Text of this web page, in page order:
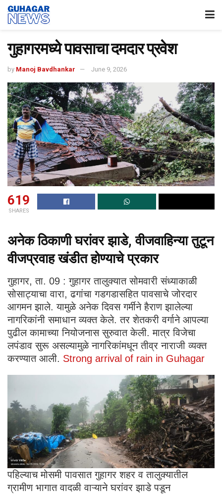
गुहागरमध्ये पावसाचा दमदार प्रवेश
by Manoj Bavdhankar June 9, 2026
619
SHARES
अनेक ठिकाणी घरांवर झाडे, वीजवाहिन्या तुटून
वीजप्रवाह खंडीत होण्याचे प्रकार
गुहागर, ता. 09 : गुहागर तालुक्यात सोमवारी संध्याकाळी
सोसाट्याचा वारा, ढगांचा गडगडासहित पावसाचे जोरदार
आगमन झाले. यामुळे अनेक दिवस गर्मीने हैराण झालेल्या
नागरिकांनी समाधान व्यक्त केले. तर शेतकरी वर्गाने आपल्या
पुढील कामाच्या नियोजनास सुरुवात केली. मात्र विजेचा
लपंडाव सुरू असल्यामुळे नागरिकांमधून तीव्र नाराजी व्यक्त
करण्यात आली. Strong arrival of rain in Guhagar
पहिल्याच मोसमी पावसात गुहागर शहर व तालुक्यातील
ग्रामीण भागात वादळी वाऱ्याने घरांवर झाडे पडून